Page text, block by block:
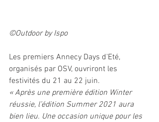
©Outdoor by Ispo
Les premiers Annecy Days d'Eté,
organisés par OSV, ouvriront les
festivités du 21 au 22 juin.
« Après une première édition Winter
réussie, l’édition Summer 2021 aura
bien lieu. Une occasion unique pour les